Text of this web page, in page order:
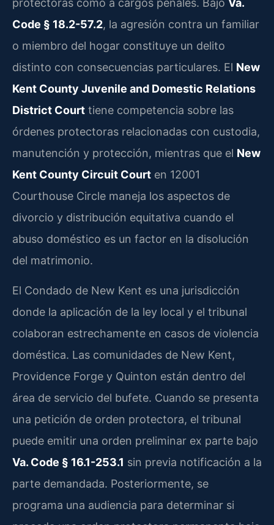
protectoras como a cargos penales. Bajo Va.
Code § 18.2-57.2, la agresión contra un familiar
o miembro del hogar constituye un delito
distinto con consecuencias particulares. El New
Kent County Juvenile and Domestic Relations
District Court tiene competencia sobre las
órdenes protectoras relacionadas con custodia,
manutención y protección, mientras que el New
Kent County Circuit Court en 12001
Courthouse Circle maneja los aspectos de
divorcio y distribución equitativa cuando el
abuso doméstico es un factor en la disolución
del matrimonio.
El Condado de New Kent es una jurisdicción
donde la aplicación de la ley local y el tribunal
colaboran estrechamente en casos de violencia
doméstica. Las comunidades de New Kent,
Providence Forge y Quinton están dentro del
área de servicio del bufete. Cuando se presenta
una petición de orden protectora, el tribunal
puede emitir una orden preliminar ex parte bajo
Va. Code § 16.1-253.1 sin previa notificación a la
parte demandada. Posteriormente, se
programa una audiencia para determinar si